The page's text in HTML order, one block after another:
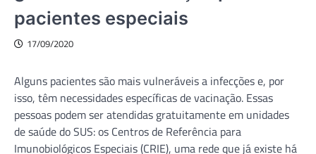
pacientes especiais
17/09/2020
Alguns pacientes são mais vulneráveis a infecções e, por
isso, têm necessidades específicas de vacinação. Essas
pessoas podem ser atendidas gratuitamente em unidades
de saúde do SUS: os Centros de Referência para
Imunobiológicos Especiais (CRIE), uma rede que já existe há